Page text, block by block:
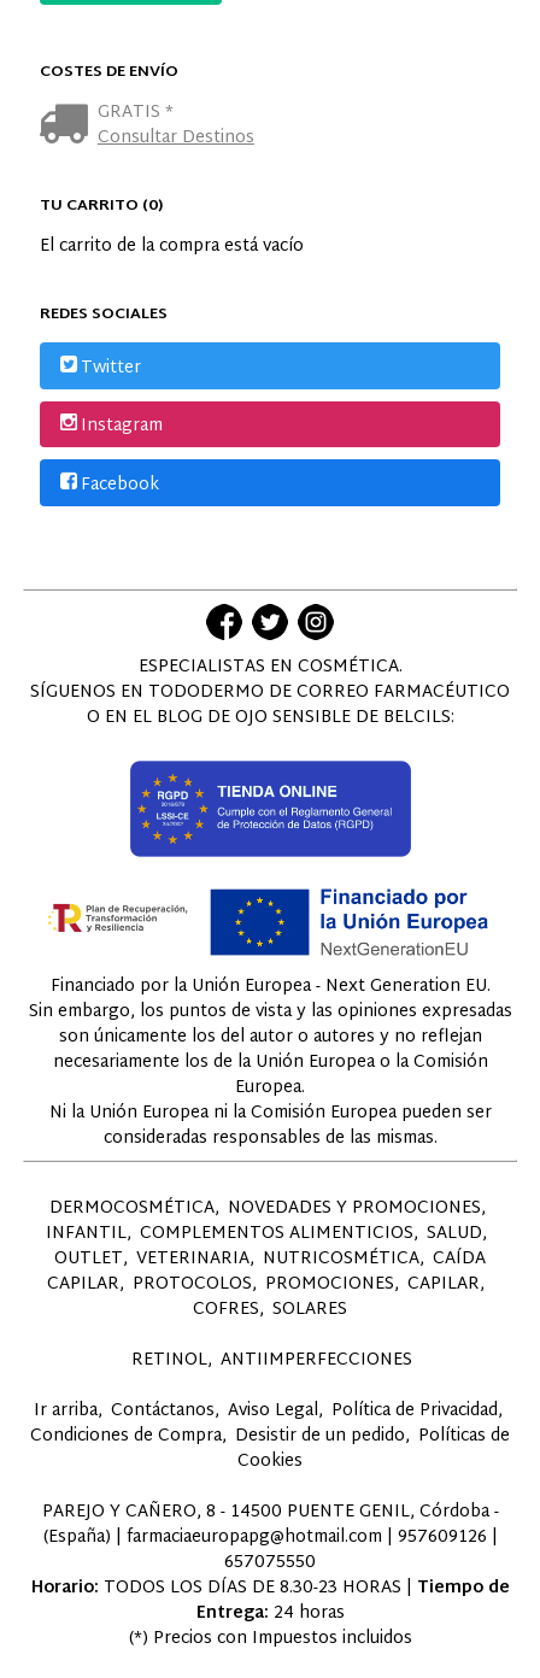
COSTES DE ENVÍO
GRATIS *
Consultar Destinos
TU CARRITO (0)
El carrito de la compra está vacío
REDES SOCIALES
Twitter
Instagram
Facebook
ESPECIALISTAS EN COSMÉTICA.
SÍGUENOS EN TODODERMO DE CORREO FARMACÉUTICO
O EN EL BLOG DE OJO SENSIBLE DE BELCILS:
Financiado por la Unión Europea - Next Generation EU.
Sin embargo, los puntos de vista y las opiniones expresadas
son únicamente los del autor o autores y no reflejan
necesariamente los de la Unión Europea o la Comisión
Europea.
Ni la Unión Europea ni la Comisión Europea pueden ser
consideradas responsables de las mismas.
DERMOCOSMÉTICA NOVEDADES Y PROMOCIONES
INFANTIL COMPLEMENTOS ALIMENTICIOS SALUD
OUTLET VETERINARIA NUTRICOSMÉTICA CAÍDA
CAPILAR PROTOCOLOS PROMOCIONES CAPILAR
COFRES SOLARES
RETINOL ANTIIMPERFECCIONES
Ir arriba Contáctanos Aviso Legal Política de Privacidad
Condiciones de Compra Desistir de un pedido Políticas de
Cookies
PAREJO Y CAÑERO, 8 - 14500 PUENTE GENIL, Córdoba -
(España) | farmaciaeuropapg@hotmail.com | 957609126 |
657075550
Horario: TODOS LOS DÍAS DE 8.30-23 HORAS | Tiempo de
Entrega: 24 horas
(*) Precios con Impuestos incluidos